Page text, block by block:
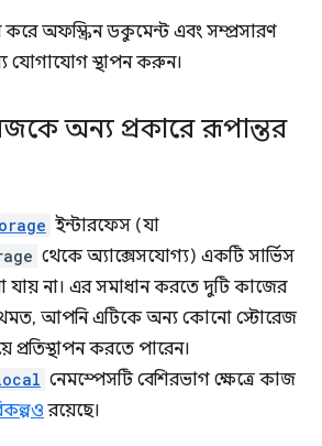
করে অফস্ক্রিন ডকুমেন্ট এবং সম্প্রসারণ
যোগাযোগ স্থাপন করুন।
অন্য প্রকারে রূপান্তর
ইন্টারফেস (যা
থেকে অ্যাক্সেসযোগ্য) একটি সার্ভিস
যায় না। এর সমাধান করতে দুটি কাজের
আপনি এটিকে অন্য কোনো স্টোরেজ
করতে পারেন।
নেমস্পেসটি বেশিরভাগ ক্ষেত্রে কাজ
রয়েছে।